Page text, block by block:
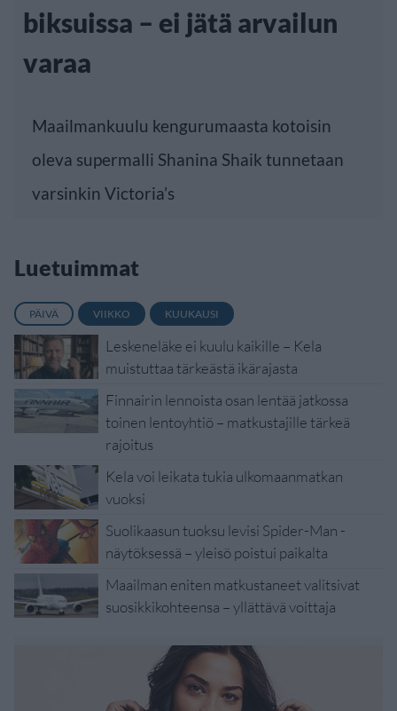
biksuissa – ei jätä arvailun
varaa
Maailmankuulu kengurumaasta kotoisin
oleva supermalli Shanina Shaik tunnetaan
varsinkin Victoria’s
Luetuimmat
PÄIVÄ VIIKKO KUUKAUSI
Leskeneläke ei kuulu kaikille – Kela
muistuttaa tärkeästä ikärajasta
Finnairin lennoista osan lentää jatkossa
toinen lentoyhtiö – matkustajille tärkeä
rajoitus
Kela voi leikata tukia ulkomaanmatkan
vuoksi
Suolikaasun tuoksu levisi Spider-Man -
näytöksessä – yleisö poistui paikalta
Maailman eniten matkustaneet valitsivat
suosikkikohteensa – yllättävä voittaja